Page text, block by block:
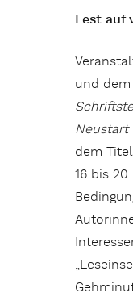
Fest auf
und dem
Neustart
dem
16 bis